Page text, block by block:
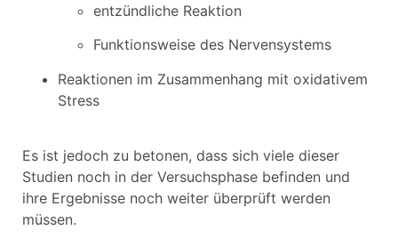
entzündliche Reaktion
Funktionsweise des Nervensystems
Reaktionen im Zusammenhang mit oxidativem
Stress
Es ist jedoch zu betonen, dass sich viele dieser
Studien noch in der Versuchsphase befinden und
ihre Ergebnisse noch weiter überprüft werden
müssen.